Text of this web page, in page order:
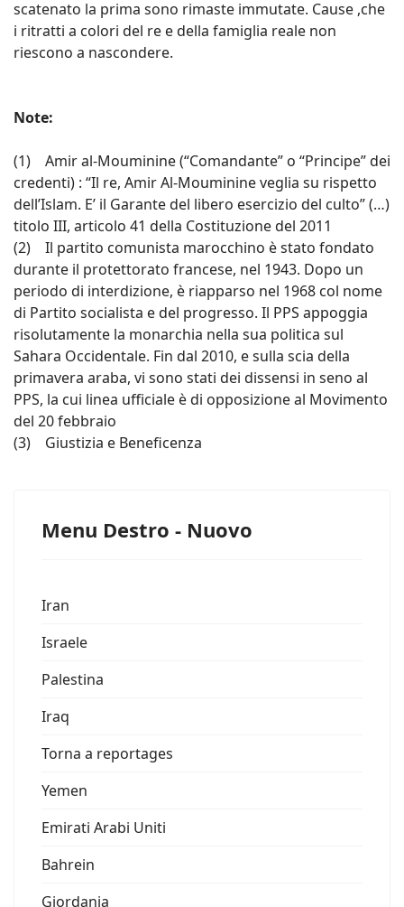
scatenato la prima sono rimaste immutate. Cause ,che
i ritratti a colori del re e della famiglia reale non
riescono a nascondere.
Note:
(1) Amir al-Mouminine (“Comandante” o “Principe” dei
credenti) : “Il re, Amir Al-Mouminine veglia su rispetto
dell’Islam. E’ il Garante del libero esercizio del culto” (…)
titolo III, articolo 41 della Costituzione del 2011
(2) Il partito comunista marocchino è stato fondato
durante il protettorato francese, nel 1943. Dopo un
periodo di interdizione, è riapparso nel 1968 col nome
di Partito socialista e del progresso. Il PPS appoggia
risolutamente la monarchia nella sua politica sul
Sahara Occidentale. Fin dal 2010, e sulla scia della
primavera araba, vi sono stati dei dissensi in seno al
PPS, la cui linea ufficiale è di opposizione al Movimento
del 20 febbraio
(3) Giustizia e Beneficenza
Menu Destro - Nuovo
Iran
Israele
Palestina
Iraq
Torna a reportages
Yemen
Emirati Arabi Uniti
Bahrein
Giordania